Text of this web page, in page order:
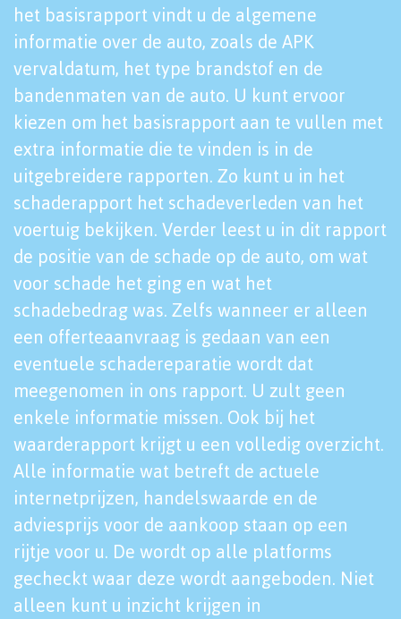
het basisrapport vindt u de algemene
informatie over de auto, zoals de APK
vervaldatum, het type brandstof en de
bandenmaten van de auto. U kunt ervoor
kiezen om het basisrapport aan te vullen met
extra informatie die te vinden is in de
uitgebreidere rapporten. Zo kunt u in het
schaderapport het schadeverleden van het
voertuig bekijken. Verder leest u in dit rapport
de positie van de schade op de auto, om wat
voor schade het ging en wat het
schadebedrag was. Zelfs wanneer er alleen
een offerteaanvraag is gedaan van een
eventuele schadereparatie wordt dat
meegenomen in ons rapport. U zult geen
enkele informatie missen. Ook bij het
waarderapport krijgt u een volledig overzicht.
Alle informatie wat betreft de actuele
internetprijzen, handelswaarde en de
adviesprijs voor de aankoop staan op een
rijtje voor u. De wordt op alle platforms
gecheckt waar deze wordt aangeboden. Niet
alleen kunt u inzicht krijgen in